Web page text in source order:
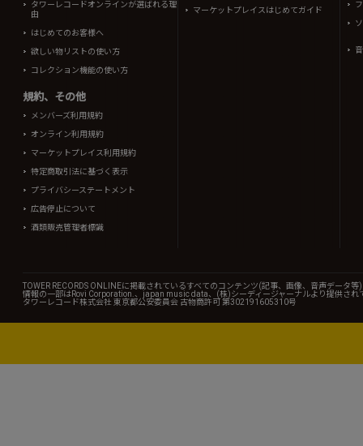
タワーレコードオンラインが選ばれる理
由
はじめてのお客様へ
欲しい物リストの使い方
コレクション機能の使い方
規約、その他
メンバーズ利用規約
オンライン利用規約
マーケットプレイス利用規約
特定商取引法に基づく表示
プライバシーステートメント
広告停止について
酒類販売管理者標識
マーケットプレイスはじめてガイド
TOWER RECORDS ONLINEに掲載されているすべてのコンテンツ(記事、画像、音声データ
情報の一部はRovi Corporation.、japan music data、(株)シーディージャーナルより提供され
タワーレコード株式会社 東京都公安委員会 古物商許可 第302191605310号